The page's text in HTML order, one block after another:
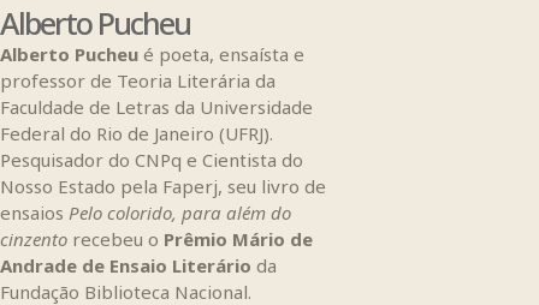
Alberto Pucheu
Alberto Pucheu é poeta, ensaísta e
professor de Teoria Literária da
Faculdade de Letras da Universidade
Federal do Rio de Janeiro (UFRJ).
Pesquisador do CNPq e Cientista do
Nosso Estado pela Faperj, seu livro de
ensaios Pelo colorido, para além do
cinzento recebeu o Prêmio Mário de
Andrade de Ensaio Literário da
Fundação Biblioteca Nacional.